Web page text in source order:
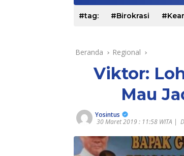
#tag: #Birokrasi
Beranda Regional
Viktor:
Mau
Yosintus
30 Maret 2019 : 11:58 WITA |